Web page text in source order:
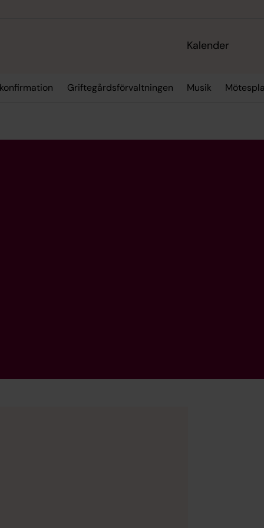
Kalender
Griftegårdsförvaltningen Musik